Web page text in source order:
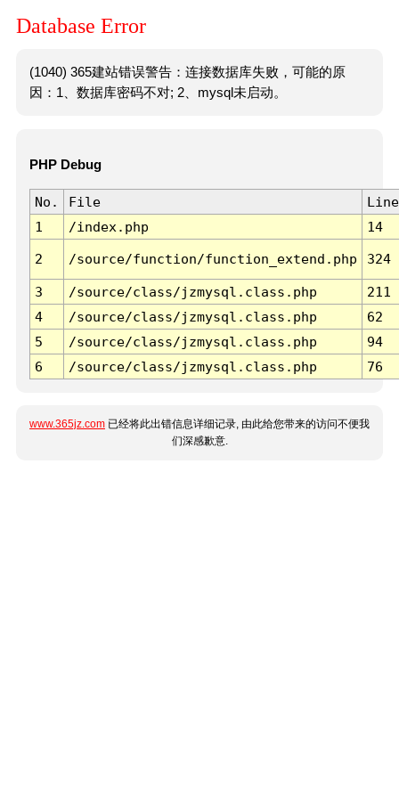
Database Error
(1040) 365建站错误警告：连接数据库失败，可能的原
因：1、数据库密码不对; 2、mysql未启动。
PHP Debug
No. File
Line
1
/index.php 14
2 /source/function/function_extend.php 324
3 /source/class/jzmysql.class.php
211
4
/source/class/jzmysql.class.php
62
5
/source/class/jzmysql.class.php
94
6
/source/class/jzmysql.class.php 76
www.365jz.com 已经将此出错信息详细记录, 由此给您带来的访问不便我
们深感歉意.